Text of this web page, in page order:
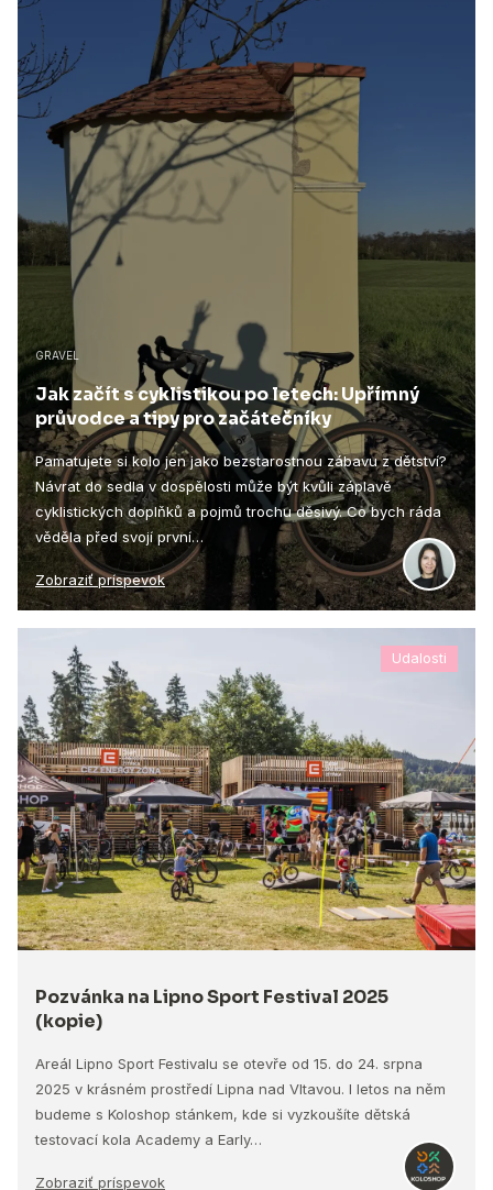
GRAVEL
Jak začít s cyklistikou po letech: Upřímný
průvodce a tipy pro začátečníky
Pamatujete si kolo jen jako bezstarostnou zábavu z dětství?
Návrat do sedla v dospělosti může být kvůli záplavě
cyklistických doplňků a pojmů trochu děsivý. Co bych ráda
věděla před svojí první…
Zobraziť príspevok
Udalosti
Pozvánka na Lipno Sport Festival 2025
(kopie)
Areál Lipno Sport Festivalu se otevře od 15. do 24. srpna
2025 v krásném prostředí Lipna nad Vltavou. I letos na něm
budeme s Koloshop stánkem, kde si vyzkoušíte dětská
testovací kola Academy a Early…
Zobraziť príspevok